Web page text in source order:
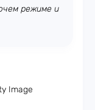
режиме и
Image